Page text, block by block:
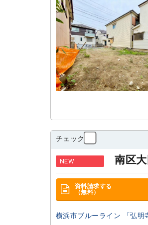
チェック
NEW 南区
資料請求する
（無料）
横浜市ブルーライン 「弘